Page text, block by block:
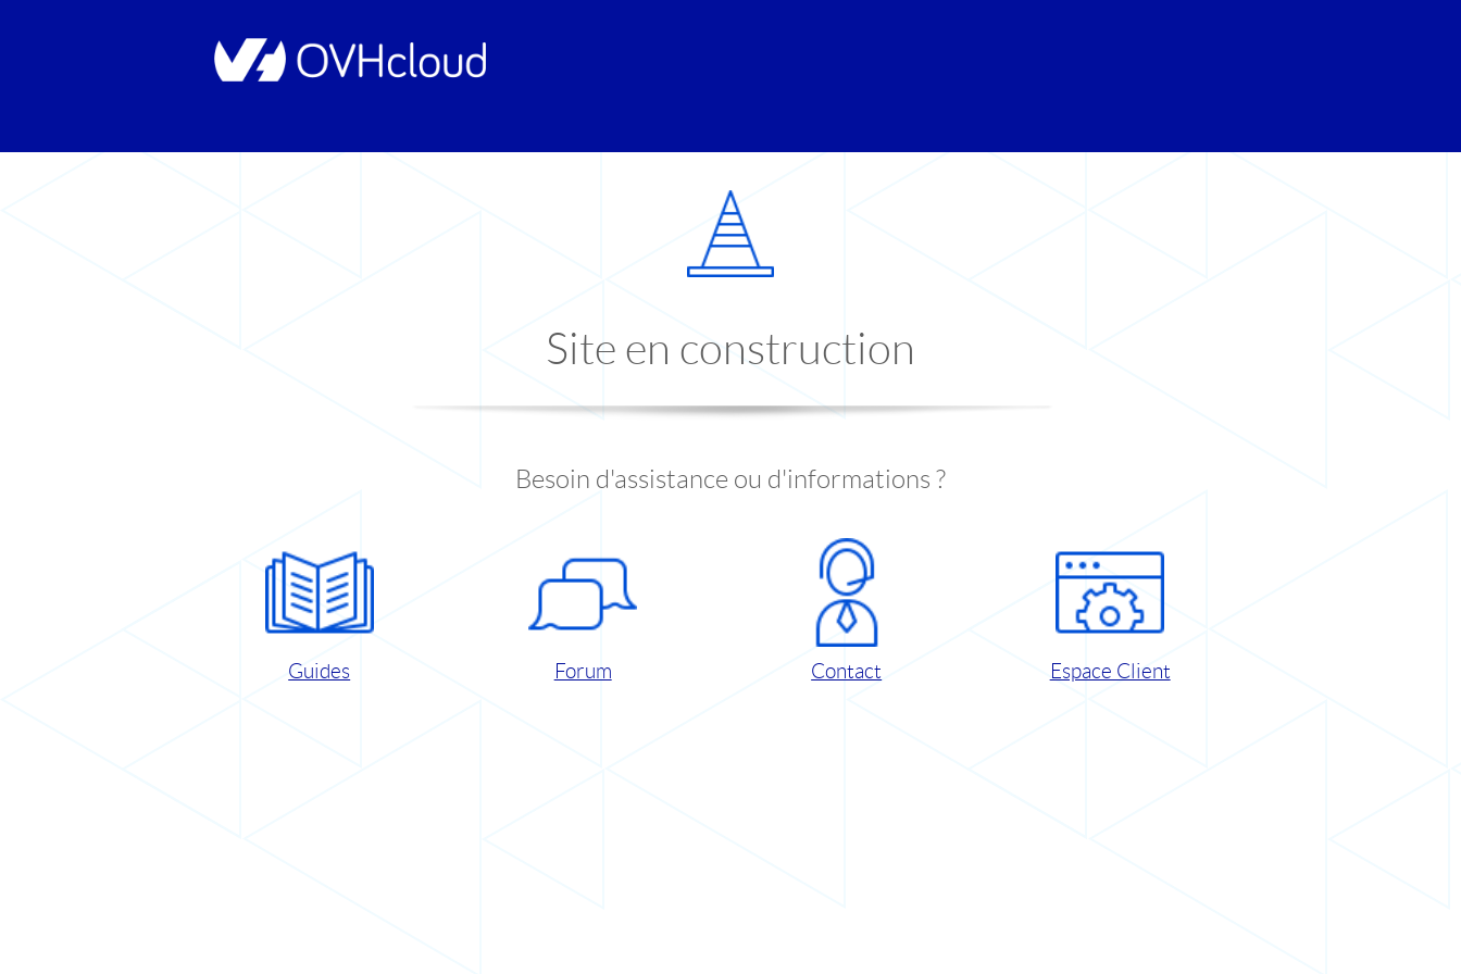
Site en construction
Besoin d'assistance ou d'informations ?
Guides Forum Contact Espace Client